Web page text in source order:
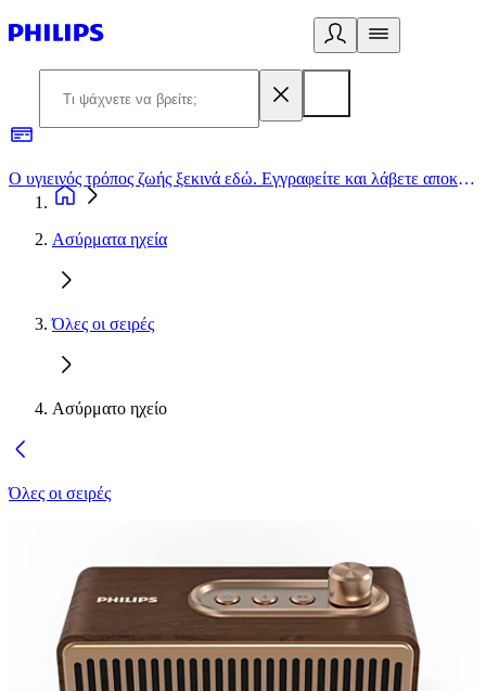
Ο υγιεινός τρόπος ζωής ξεκινά εδώ. Εγγραφείτε και λάβετε αποκλειστικές προσφορές
Ασύρματα ηχεία
Όλες οι σειρές
Ασύρματο ηχείο
Όλες οι σειρές